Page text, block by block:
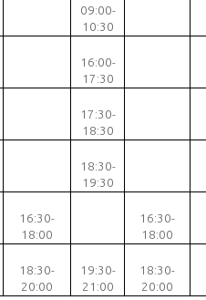
09:00-
10:30
16:00-
17:30
17:30-
18:30
18:30-
19:30
16:30-
18:00
16:30-
18:00
18:30-
20:00
19:30-
21:00
18:30-
20:00